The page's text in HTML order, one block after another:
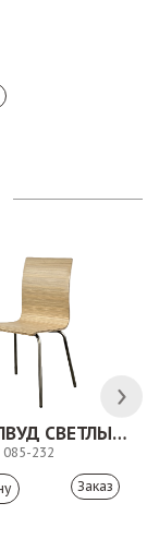
СТУЛ МИЛВУД СВЕТЛЫЙ ШЕЛК
085-232
Заказ